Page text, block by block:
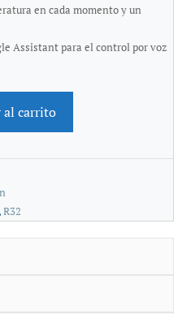
en cada momento y un
Assistant para el control por voz
al carrito
,R32